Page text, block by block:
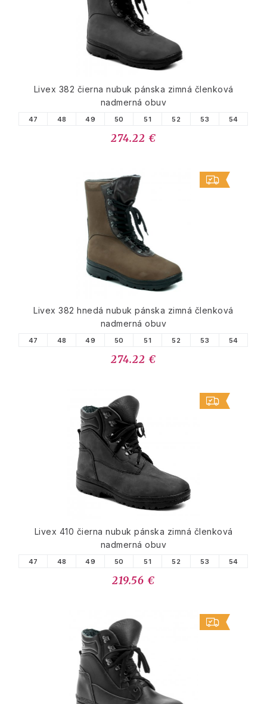
Livex 382 čierna nubuk pánska zimná členková
nadmerná obuv
47 48 49 50 51 52 53 54
274.22 €
Livex 382 hnedá nubuk pánska zimná členková
nadmerná obuv
47 48 49 50 51 52 53 54
274.22 €
Livex 410 čierna nubuk pánska zimná členková
nadmerná obuv
47 48 49 50 51 52 53 54
219.56 €